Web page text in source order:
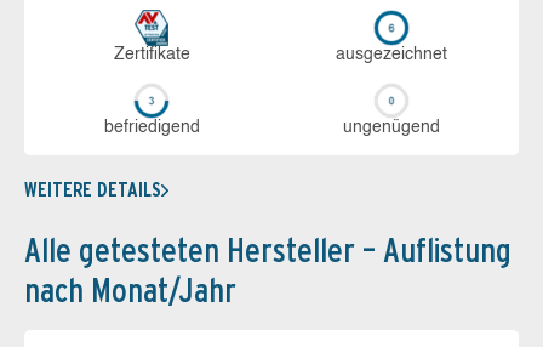
Zerti­fikate aus­ge­zeich­net
be­frie­di­gend un­ge­nü­gend
WEITERE DETAILS
Alle getesteten Hersteller – Auflistung
nach Monat/Jahr